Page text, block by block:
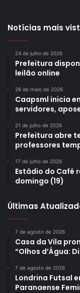
Notícias mais
24 de julho de 2026
Prefeitura
leilão online
26 de maio de 2026
Caapsml inicia
servidores,
21 de julho de 2026
Prefeitura abre
professores
17 de julho de 2026
Estádio do Café
domingo (19)
Últimas
7 de agosto de 2026
Casa da Vila
“Olhos d’Água:
7 de agosto de 2026
Londrina Futsal
Paranaense